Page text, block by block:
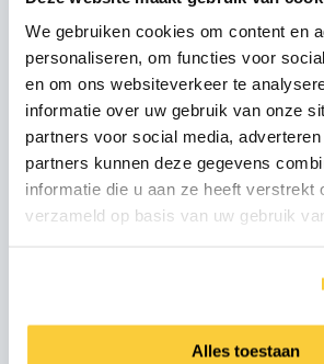
We gebruiken cookies om content en
personaliseren, om functies voor
en om ons websiteverkeer te
informatie over uw gebruik van onze
partners voor social media,
partners kunnen deze gegevens
informatie die u aan ze heeft verstrekt
verzameld op basis van uw gebruik
Alles toestaan
werkt een
installatie op een
temperatuur,
in het
aanwezige
vervuiling veel
Met als risico's